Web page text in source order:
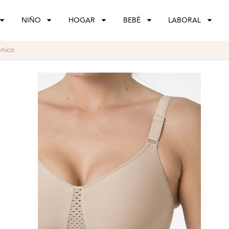
NIÑO HOGAR BEBÉ LABORAL